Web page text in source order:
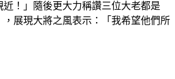
！」隨後更大力稱讚三位大老都是
，展現大將之風表示：「我希望他們所